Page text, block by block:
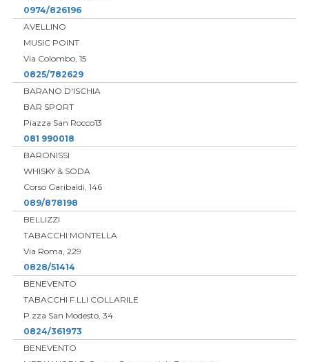
0974/826196
AVELLINO
MUSIC POINT
Via Colombo, 15
0825/782629
BARANO D'ISCHIA
BAR SPORT
Piazza San Rocco13
081 990018
BARONISSI
WHISKY & SODA
Corso Garibaldi, 146
089/878198
BELLIZZI
TABACCHI MONTELLA
Via Roma, 229
0828/51414
BENEVENTO
TABACCHI F.LLI COLLARILE
P.zza San Modesto, 34
0824/361973
BENEVENTO